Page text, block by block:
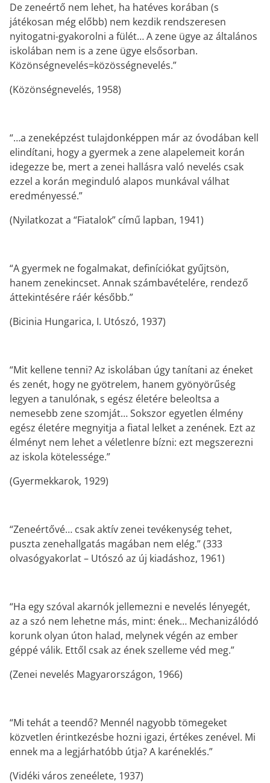
De zeneértő nem lehet, ha hatéves korában (s
játékosan még előbb) nem kezdik rendszeresen
nyitogatni-gyakorolni a fülét… A zene ügye az általános
iskolában nem is a zene ügye elsősorban.
Közönségnevelés=közösségnevelés.”
(Közönségnevelés, 1958)
“…a zeneképzést tulajdonképpen már az óvodában kell
elindítani, hogy a gyermek a zene alapelemeit korán
idegezze be, mert a zenei hallásra való nevelés csak
ezzel a korán meginduló alapos munkával válhat
eredményessé.”
(Nyilatkozat a “Fiatalok” című lapban, 1941)
“A gyermek ne fogalmakat, definíciókat gyűjtsön,
hanem zenekincset. Annak számbavételére, rendező
áttekintésére ráér később.”
(Bicinia Hungarica, I. Utószó, 1937)
“Mit kellene tenni? Az iskolában úgy tanítani az éneket
és zenét, hogy ne gyötrelem, hanem gyönyörűség
legyen a tanulónak, s egész életére beleoltsa a
nemesebb zene szomját… Sokszor egyetlen élmény
egész életére megnyitja a fiatal lelket a zenének. Ezt az
élményt nem lehet a véletlenre bízni: ezt megszerezni
az iskola kötelessége.”
(Gyermekkarok, 1929)
“Zeneértővé… csak aktív zenei tevékenység tehet,
puszta zenehallgatás magában nem elég.” (333
olvasógyakorlat – Utószó az új kiadáshoz, 1961)
“Ha egy szóval akarnók jellemezni e nevelés lényegét,
az a szó nem lehetne más, mint: ének… Mechanizálódó
korunk olyan úton halad, melynek végén az ember
géppé válik. Ettől csak az ének szelleme véd meg.”
(Zenei nevelés Magyarországon, 1966)
“Mi tehát a teendő? Mennél nagyobb tömegeket
közvetlen érintkezésbe hozni igazi, értékes zenével. Mi
ennek ma a legjárhatóbb útja? A karéneklés.”
(Vidéki város zeneélete, 1937)